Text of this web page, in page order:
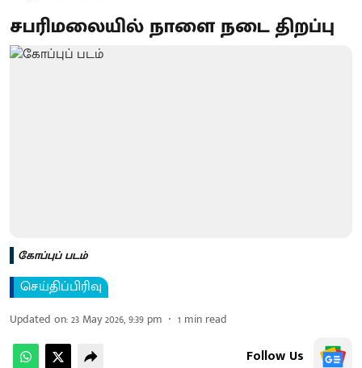
சபரிமலையில் நாளை நடை திறப்பு
கோப்புப் படம்
செய்திப்பிரிவு
Updated on:23 May 2026, 9:39 pm 1 min read
Follow Us